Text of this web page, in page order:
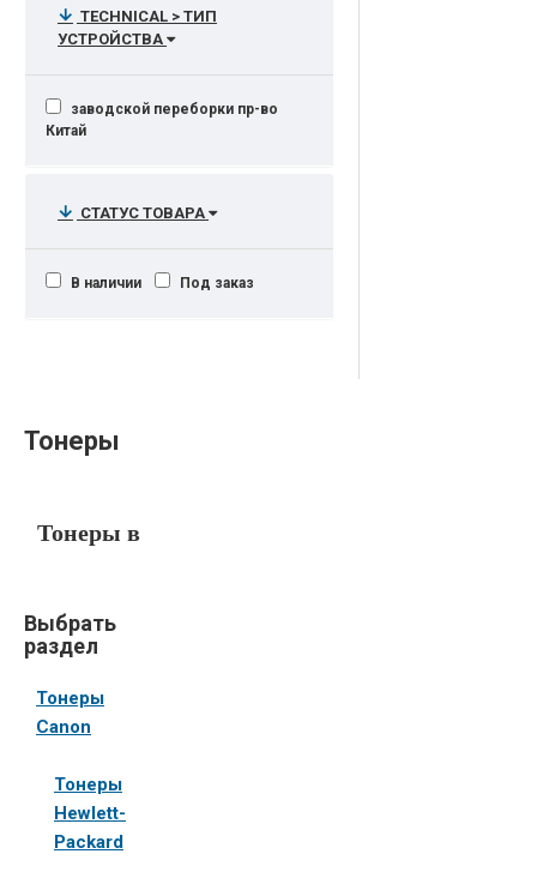
TECHNICAL > ТИП
УСТРОЙСТВА
заводской переборки пр-во
Китай
СТАТУС ТОВАРА
В наличии Под заказ
Тонеры
Тонеры в
магазине
пользуетесь
принтером,
факсом,
Выбрать
раздел
Тонеры
Canon
Тонеры
Hewlett-
Packard